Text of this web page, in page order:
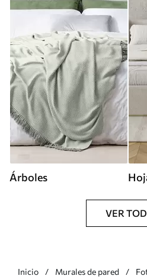
Árboles
VER
Inicio Murales de pared